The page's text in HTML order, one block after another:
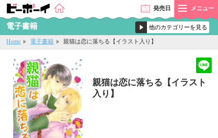
発売日 メニュー
電子書籍
Home 電子書籍 親猫は恋に落ちる【イラスト入り】
親猫は恋に落ちる【イラスト
入り】